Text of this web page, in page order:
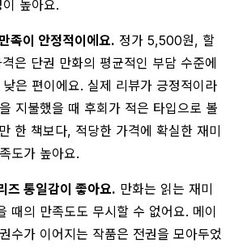
높아요.
족이 안정적이에요. 정가 5,500원, 할
은 단권 만화의 평균적인 부담 수준에
은 편이에요. 실제 리뷰가 긍정적이라
지불했을 때 후회가 적은 타입으로 볼
한 책보다, 적당한 가격에 확실한 재미
도가 높아요.
즈 통일감이 좋아요. 만화는 읽는 재미
때의 만족도도 무시할 수 없어요. 메이
가 이어지는 작품은 전권을 모아두었